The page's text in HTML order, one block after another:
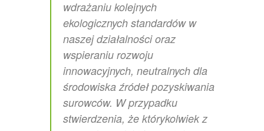
wdrażaniu kolejnych
ekologicznych standardów w
naszej działalności oraz
wspieraniu rozwoju
innowacyjnych, neutralnych dla
środowiska źródeł pozyskiwania
surowców. W przypadku
stwierdzenia, że którykolwiek z